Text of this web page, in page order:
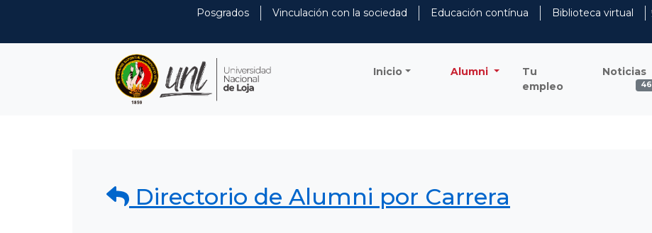
Posgrados Vinculación con la sociedad Educación contínua
Biblioteca virtual
Inicio Alumni
Tu
empleo
Noticias
46
Directorio de Alumni por Carrera